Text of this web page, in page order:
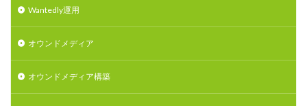
Wantedly運用
オウンドメディア
オウンドメディア構築